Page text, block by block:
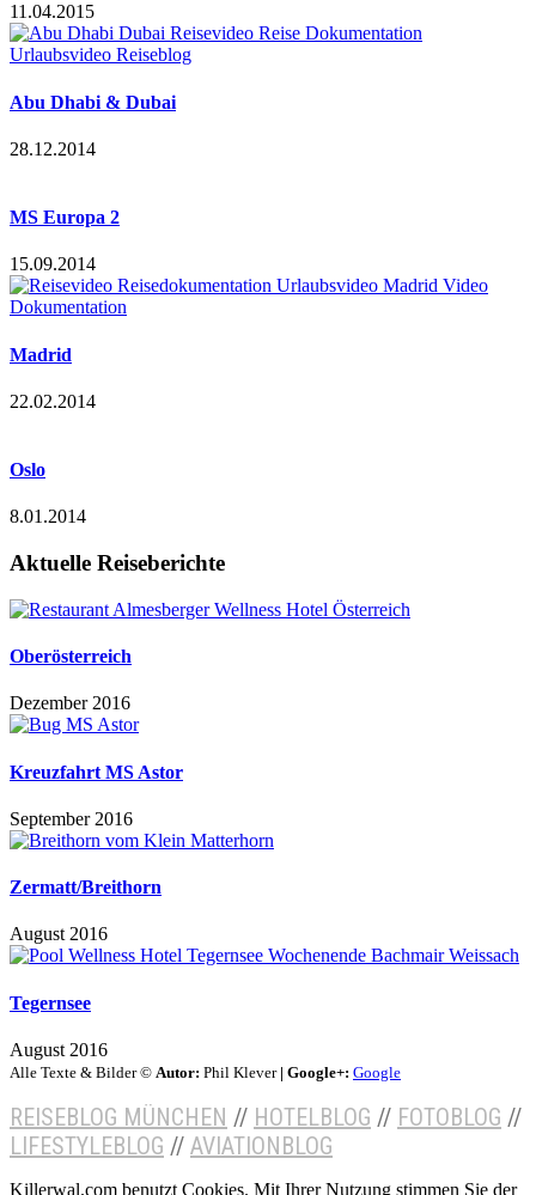
11.04.2015
Abu Dhabi & Dubai
28.12.2014
MS Europa 2
15.09.2014
Madrid
22.02.2014
Oslo
8.01.2014
Aktuelle Reiseberichte
Oberösterreich
Dezember 2016
Kreuzfahrt MS Astor
September 2016
Zermatt/Breithorn
August 2016
Tegernsee
August 2016
Alle Texte & Bilder © Autor: Phil Klever | Google+: Google
REISEBLOG MÜNCHEN // HOTELBLOG // FOTOBLOG //
LIFESTYLEBLOG // AVIATIONBLOG
Killerwal.com benutzt Cookies. Mit Ihrer Nutzung stimmen Sie der